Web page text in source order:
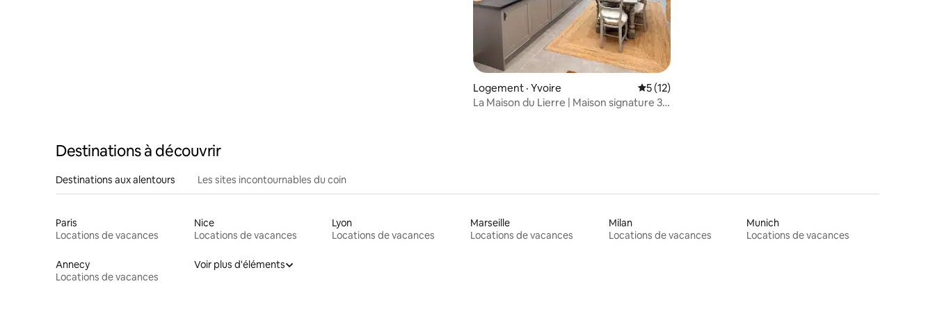
Logement · Yvoire Note moyenne de 5 sur 5, 12 commentaires
5 (12)
La Maison du Lierre | Maison signature 3
Destinations à découvrir
Destinations aux alentours Les sites incontournables du coin
Paris
Locations de vacances
Nice
Locations de vacances
Lyon
Locations de vacances
Marseille
Locations de vacances
Milan
Locations de vacances
Munich
Locations de vacances
Annecy
Locations de vacances
Voir plus d'éléments